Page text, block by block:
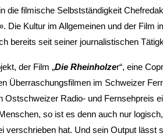
die filmische Selbstständigkeit
Die Kultur im Allgemeinen und der Film
bereits seit seiner journalistischen
der Film „Die Rheinholzer“, eine
Überraschungsfilmen im Schweizer
Ostschweizer Radio- und Fernsehpreis
so ist es denn auch nur
verschrieben hat. Und sein Output lässt